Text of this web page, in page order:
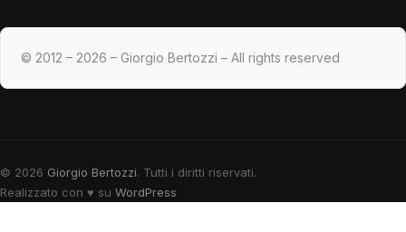
© 2012 – 2026 – Giorgio Bertozzi – All rights reserved
© 2026 Giorgio Bertozzi. Tutti i diritti riservati.
Realizzato con ♥ su WordPress